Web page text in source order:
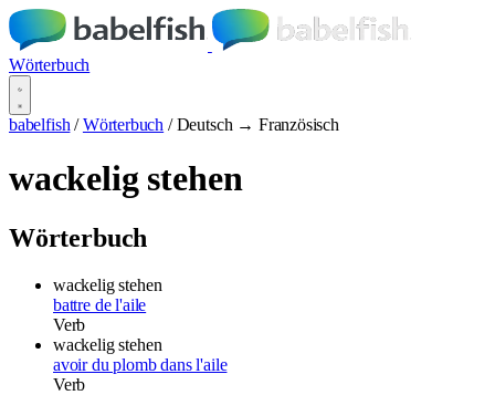
Wörterbuch
babelfish / Wörterbuch / Deutsch → Französisch
wackelig stehen
Wörterbuch
wackelig stehen
battre de l'aile
Verb
wackelig stehen
avoir du plomb dans l'aile
Verb